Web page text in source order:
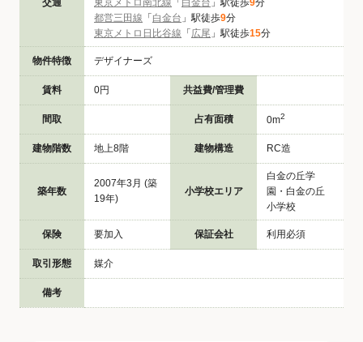
交通
東京メトロ南北線 「 白金台 」駅徒歩9分
都営三田線 「 白金台 」駅徒歩9分
東京メトロ日比谷線 「 広尾 」駅徒歩15分
物件特徴 デザイナーズ
賃料 0円 共益費/管理費
間取 占有面積 0m2
建物階数 地上8階 建物構造 RC造
築年数
2007年3月 (築
19年)
小学校エリア
白金の丘学
園・白金の丘
小学校
保険 要加入 保証会社 利用必須
取引形態 媒介
備考